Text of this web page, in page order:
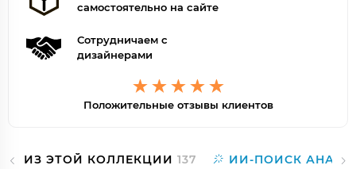
самостоятельно на сайте
Сотрудничаем с
дизайнерами
Положительные отзывы клиентов
ИЗ ЭТОЙ КОЛЛЕКЦИИ 137 ИИ-ПОИСК